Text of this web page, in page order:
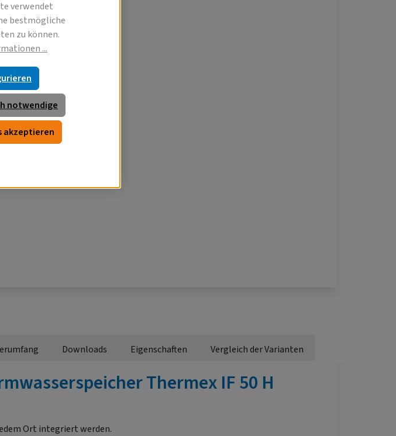
Downloads Eigenschaften Vergleich der Varianten
Thermex IF 50 H
Ort integriert werden.
verwendet
bestmögliche
zu können.
...
notwendige
akzeptieren